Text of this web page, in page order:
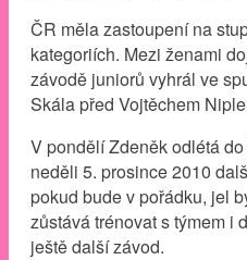
ČR měla zastoupení na
kategoriích. Mezi ženami
závodě juniorů vyhrál ve
Skála před Vojtěchem
V pondělí Zdeněk odlétá
neděli 5. prosince 2010
pokud bude v pořádku, jel
zůstává trénovat s týmem i
ještě další závod.